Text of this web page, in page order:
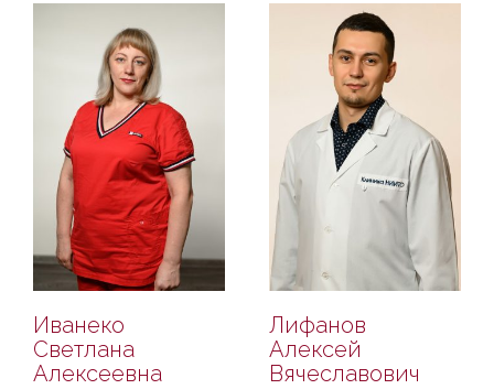
Иванеко
Светлана
Алексеевна
Лифанов
Алексей
Вячеславович